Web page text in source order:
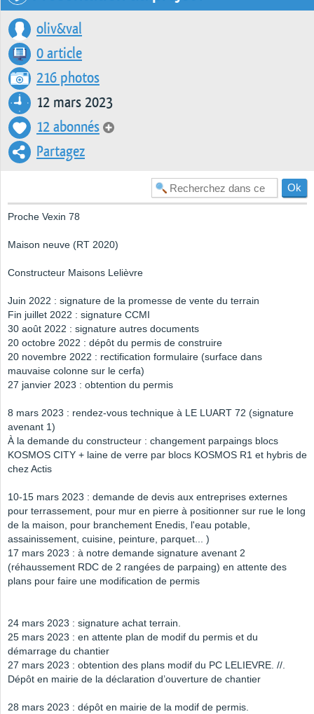
oliv&val
0 article
216 photos
12 mars 2023
12 abonnés
Partagez
Proche Vexin 78
Maison neuve (RT 2020)
Constructeur Maisons Lelièvre
Juin 2022 : signature de la promesse de vente du terrain
Fin juillet 2022 : signature CCMI
30 août 2022 : signature autres documents
20 octobre 2022 : dépôt du permis de construire
20 novembre 2022 : rectification formulaire (surface dans
mauvaise colonne sur le cerfa)
27 janvier 2023 : obtention du permis
8 mars 2023 : rendez-vous technique à LE LUART 72 (signature
avenant 1)
À la demande du constructeur : changement parpaings blocs
KOSMOS CITY + laine de verre par blocs KOSMOS R1 et hybris de
chez Actis
10-15 mars 2023 : demande de devis aux entreprises externes
pour terrassement, pour mur en pierre à positionner sur rue le long
de la maison, pour branchement Enedis, l'eau potable,
assainissement, cuisine, peinture, parquet... )
17 mars 2023 : à notre demande signature avenant 2
(réhaussement RDC de 2 rangées de parpaing) en attente des
plans pour faire une modification de permis
24 mars 2023 : signature achat terrain.
25 mars 2023 : en attente plan de modif du permis et du
démarrage du chantier
27 mars 2023 : obtention des plans modif du PC LELIEVRE. //.
Dépôt en mairie de la déclaration d’ouverture de chantier
28 mars 2023 : dépôt en mairie de la modif de permis.